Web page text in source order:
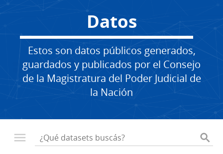
Datos
Estos son datos públicos generados,
guardados y publicados por el Consejo
de la Magistratura del Poder Judicial de
la Nación